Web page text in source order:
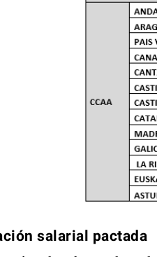
salarial pactada